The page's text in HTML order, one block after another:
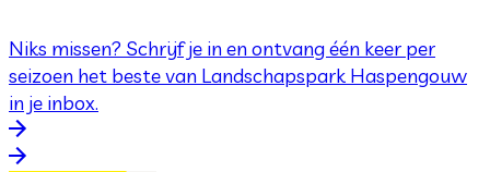
Niks missen? Schrijf je in en ontvang één keer per
seizoen het beste van Landschapspark Haspengouw
in je inbox.